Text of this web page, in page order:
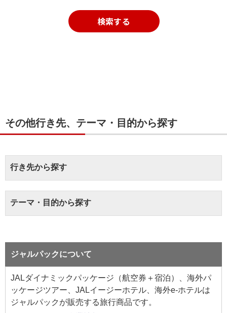
検索する
その他行き先、テーマ・目的から探す
行き先から探す
テーマ・目的から探す
ジャルパックについて
JALダイナミックパッケージ（航空券＋宿泊）、海外パ
ッケージツアー、JALイージーホテル、海外e-ホテルは
ジャルパックが販売する旅行商品です。